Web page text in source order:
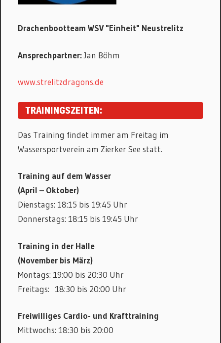
Drachenbootteam WSV "Einheit" Neustrelitz
Ansprechpartner:Jan Böhm
www.strelitzdragons.de
TRAININGSZEITEN:
Das Training findet immer am Freitag im
Wassersportverein am Zierker See statt.
Training auf dem Wasser
(April – Oktober)
Dienstags: 18:15 bis 19:45 Uhr
Donnerstags: 18:15 bis 19:45 Uhr
Training in der Halle
(November bis März)
Montags: 19:00 bis 20:30 Uhr
Freitags: 18:30 bis 20:00 Uhr
Freiwilliges Cardio- und Krafttraining
Mittwochs: 18:30 bis 20:00